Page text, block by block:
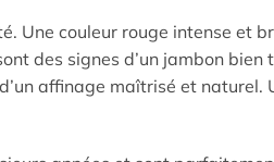
Une couleur rouge intense et
des signes d’un jambon
affinage maîtrisé et naturel.